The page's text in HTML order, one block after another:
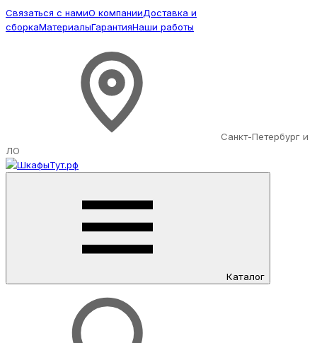
Связаться с намиО компанииДоставка и
сборкаМатериалыГарантияНаши работы
Санкт-Петербург и
ЛО
Каталог